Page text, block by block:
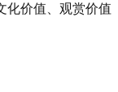
化价值、观赏价值